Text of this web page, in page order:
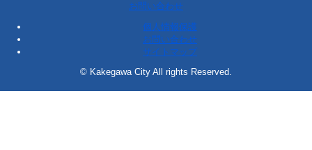
お問い合わせ
個人情報保護
お問い合わせ
サイトマップ
© Kakegawa City All rights Reserved.